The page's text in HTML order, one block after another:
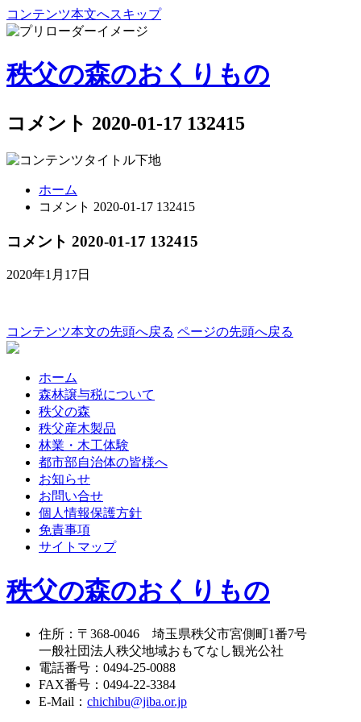
コンテンツ本文へスキップ
秩父の森のおくりもの
コメント 2020-01-17 132415
ホーム
コメント 2020-01-17 132415
コメント 2020-01-17 132415
2020年1月17日
コンテンツ本文の先頭へ戻る ページの先頭へ戻る
ホーム
森林譲与税について
秩父の森
秩父産木製品
林業・木工体験
都市部自治体の皆様へ
お知らせ
お問い合せ
個人情報保護方針
免責事項
サイトマップ
秩父の森のおくりもの
住所 ： 〒368-0046 埼玉県秩父市宮側町1番7号
一般社団法人秩父地域おもてなし観光公社
電話番号 ： 0494-25-0088
FAX番号 ： 0494-22-3384
E-Mail ： chichibu@jiba.or.jp